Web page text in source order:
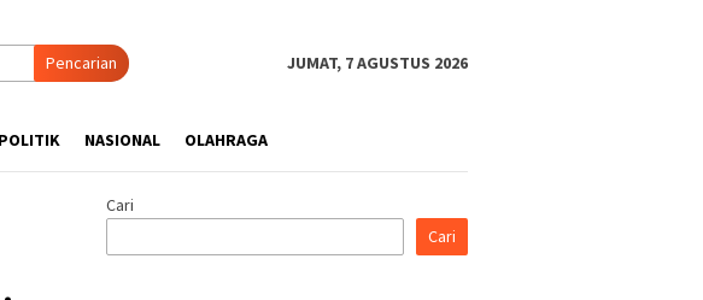
Pencarian JUMAT, 7 AGUSTUS 2026
POLITIK NASIONAL OLAHRAGA
Cari
Cari